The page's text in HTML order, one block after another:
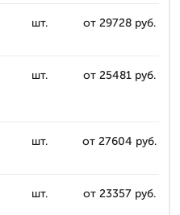
шт. от 29728 руб.
шт. от 25481 руб.
шт. от 27604 руб.
шт. от 23357 руб.